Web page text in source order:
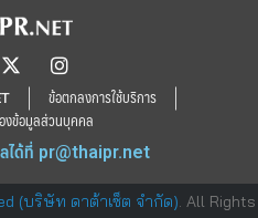
ข้อตกลงการใช้บริการ
งข้อมูลส่วนบุคคล
ได้ที่ pr@thaipr.net
(บริษัท ดาต้าเซ็ต จำกัด). All Rights